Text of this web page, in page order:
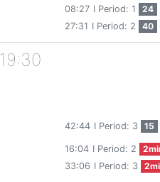
08:27 I Period: 1 24
27:31 I Period: 2 40
19:30
42:44 I Period: 3 15
16:04 I Period: 2
33:06 I Period: 3